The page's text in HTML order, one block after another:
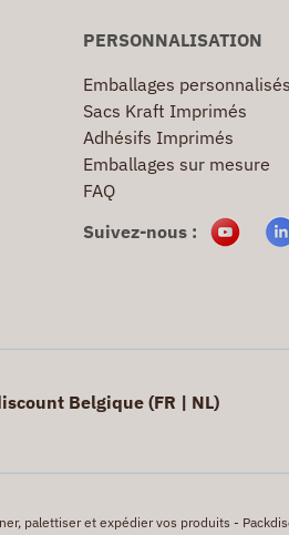
PERSONNALISATION
Emballages personnalisés
Sacs Kraft Imprimés
Adhésifs Imprimés
Emballages sur mesure
FAQ
Suivez-nous :
Belgique (FR | NL)
palettiser et expédier vos produits -